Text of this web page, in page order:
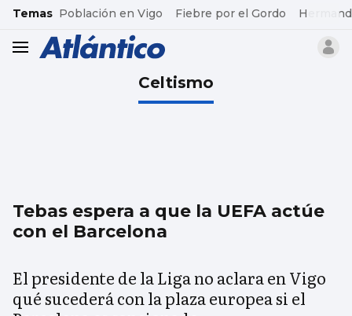
common.go-to-content
Temas Población en Vigo Fiebre por el Gordo
header.menu.open
Celtismo
Tebas espera a que la UEFA actúe
con el Barcelona
El presidente de la Liga no aclara en Vigo
qué sucederá con la plaza europea si el